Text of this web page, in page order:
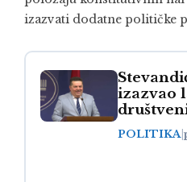
izazvati dodatne političke
izazvao
POLITIKA